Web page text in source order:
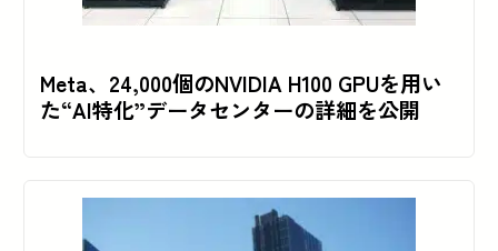
Meta、24,000個のNVIDIA H100 GPUを用い
た“AI特化”データセンターの詳細を公開